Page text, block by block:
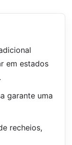
em estados
garante uma
recheios,